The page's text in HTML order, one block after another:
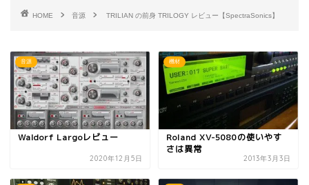
HOME 音源 TRILIAN の前身 TRILOGY レビュー【SpectraSonics】
音源
Waldorf Largoレビュー
2020年12月5日
機材
Roland XV-5080の使いやす
さは異常
2013年3月3日